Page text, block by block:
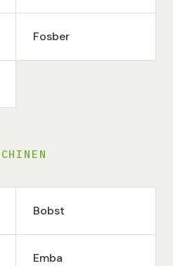
Fosber
Bobst
Emba